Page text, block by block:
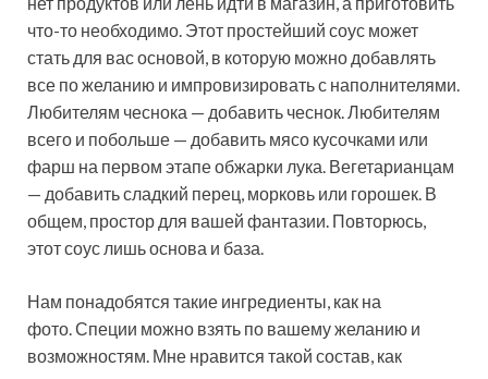
что-то необходимо. Этот простейший соус может
стать для вас основой, в которую можно добавлять
все по желанию и импровизировать с наполнителями.
Любителям чеснока — добавить чеснок. Любителям
всего и побольше — добавить мясо кусочками или
фарш на первом этапе обжарки лука. Вегетарианцам
— добавить сладкий перец, морковь или горошек. В
общем, простор для вашей фантазии. Повторюсь,
этот соус лишь основа и база.
Нам понадобятся такие ингредиенты, как на
фото. Специи можно взять по вашему желанию и
возможностям. Мне нравится такой состав, как